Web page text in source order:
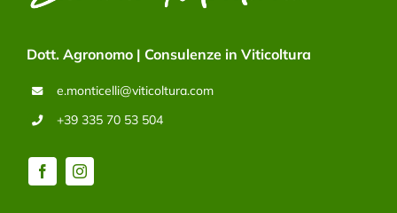
Dott. Agronomo | Consulenze in Viticoltura
e.monticelli@viticoltura.com
+39 335 70 53 504